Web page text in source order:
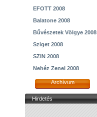
EFOTT 2008
Balatone 2008
Bűvészetek Völgye 2008
Sziget 2008
SZIN 2008
Nehéz Zenei 2008
Archívum
Hirdetés